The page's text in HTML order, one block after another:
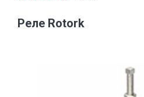
содержанию
Реле Rotork